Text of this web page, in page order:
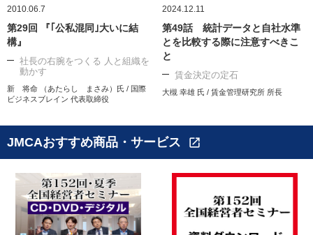
2010.06.7
第29回 『｢公私混同｣大いに結
構』
社長の右腕をつくる 人と組織を
動かす
新 将命 （あたらし まさみ）氏 / 国際
ビジネスブレイン 代表取締役
2024.12.11
第49話 統計データと自社水準
とを比較する際に注意すべきこ
と
賃金決定の定石
大槻 幸雄 氏 / 賃金管理研究所 所長
JMCAおすすめ商品・サービス open_in_new